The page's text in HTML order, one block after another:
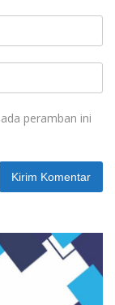
peramban ini